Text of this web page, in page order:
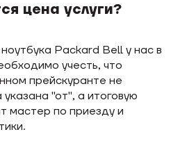
цена услуги?
Packard Bell у нас в
учесть, что
прейскуранте не
"от", а итоговую
мастер по приезду и